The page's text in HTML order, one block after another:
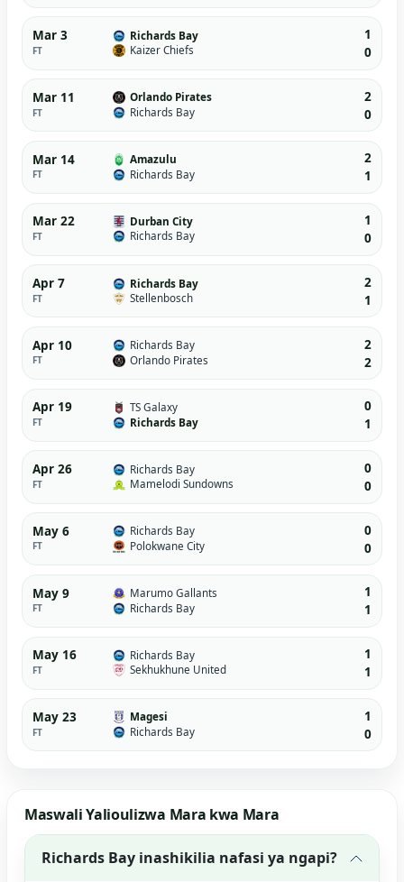
Mar 3
FT
Richards Bay
Kaizer Chiefs
1
0
Mar 11
FT
Orlando Pirates
Richards Bay
2
0
Mar 14
FT
Amazulu
Richards Bay
2
1
Mar 22
FT
Durban City
Richards Bay
1
0
Apr 7
FT
Richards Bay
Stellenbosch
2
1
Apr 10
FT
Richards Bay
Orlando Pirates
2
2
Apr 19
FT
TS Galaxy
Richards Bay
0
1
Apr 26
FT
Richards Bay
Mamelodi Sundowns
0
0
May 6
FT
Richards Bay
Polokwane City
0
0
May 9
FT
Marumo Gallants
Richards Bay
1
1
May 16
FT
Richards Bay
Sekhukhune United
1
1
May 23
FT
Magesi
Richards Bay
1
0
Maswali Yalioulizwa Mara kwa Mara
Richards Bay inashikilia nafasi ya ngapi?